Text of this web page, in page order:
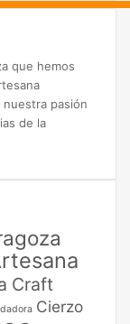
que hemos
pasión
de la
Craft
Cierzo